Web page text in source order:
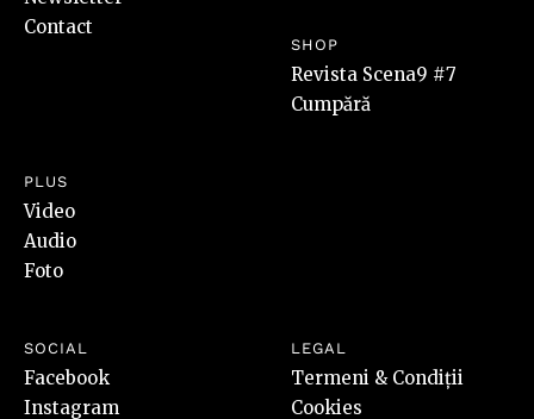
Contact
SHOP
Revista Scena9 #7
Cumpără
PLUS
Video
Audio
Foto
SOCIAL
Facebook
Instagram
LEGAL
Termeni & Condiții
Cookies